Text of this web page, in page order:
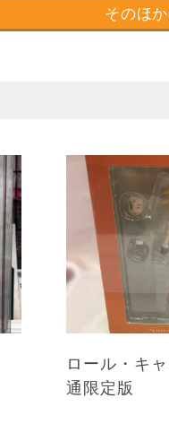
そのほ
ロール・キ
通限定版